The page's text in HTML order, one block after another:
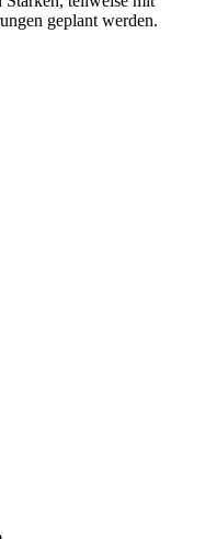
geplant werden.